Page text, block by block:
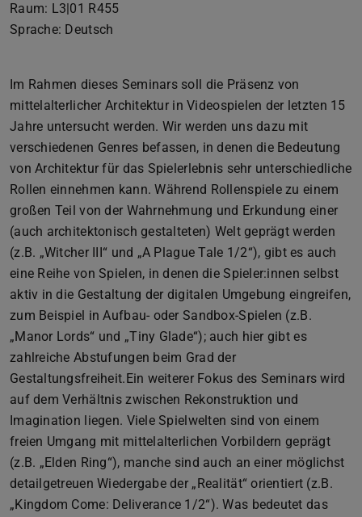
Raum: L3|01 R455
Sprache: Deutsch
Im Rahmen dieses Seminars soll die Präsenz von
mittelalterlicher Architektur in Videospielen der letzten 15
Jahre untersucht werden. Wir werden uns dazu mit
verschiedenen Genres befassen, in denen die Bedeutung
von Architektur für das Spielerlebnis sehr unterschiedliche
Rollen einnehmen kann. Während Rollenspiele zu einem
großen Teil von der Wahrnehmung und Erkundung einer
(auch architektonisch gestalteten) Welt geprägt werden
(z.B. „Witcher III“ und „A Plague Tale 1/2“), gibt es auch
eine Reihe von Spielen, in denen die Spieler:innen selbst
aktiv in die Gestaltung der digitalen Umgebung eingreifen,
zum Beispiel in Aufbau- oder Sandbox-Spielen (z.B.
„Manor Lords“ und „Tiny Glade“); auch hier gibt es
zahlreiche Abstufungen beim Grad der
Gestaltungsfreiheit.Ein weiterer Fokus des Seminars wird
auf dem Verhältnis zwischen Rekonstruktion und
Imagination liegen. Viele Spielwelten sind von einem
freien Umgang mit mittelalterlichen Vorbildern geprägt
(z.B. „Elden Ring“), manche sind auch an einer möglichst
detailgetreuen Wiedergabe der „Realität“ orientiert (z.B.
„Kingdom Come: Deliverance 1/2“). Was bedeutet das